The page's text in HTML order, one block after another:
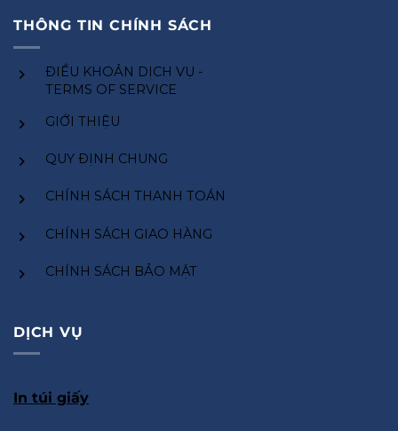
THÔNG TIN CHÍNH SÁCH
ĐIỀU KHOẢN DỊCH VỤ -
TERMS OF SERVICE
GIỚI THIỆU
QUY ĐỊNH CHUNG
CHÍNH SÁCH THANH TOÁN
CHÍNH SÁCH GIAO HÀNG
CHÍNH SÁCH BẢO MẬT
DỊCH VỤ
In túi giấy